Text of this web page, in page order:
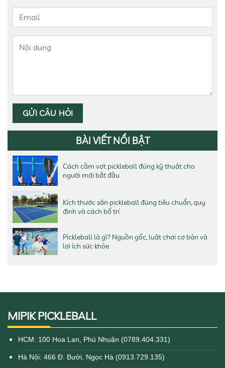
BÀI VIẾT NỔI BẬT
Cách cầm vợt pickleball đúng kỹ thuật cho
người mới bắt đầu
Kích thước sân pickleball đúng tiêu chuẩn, quy
định và cách bố trí
Pickleball là gì? Nguồn gốc, luật chơi cơ bản và
lợi ích sức khỏe
MIPIK PICKLEBALL
HCM: 100 Hoa Lan, Phú Nhuận (0789.404.331)
Hà Nội: 466 Đ. Bưởi, Ngọc Hà (0913.729.135)